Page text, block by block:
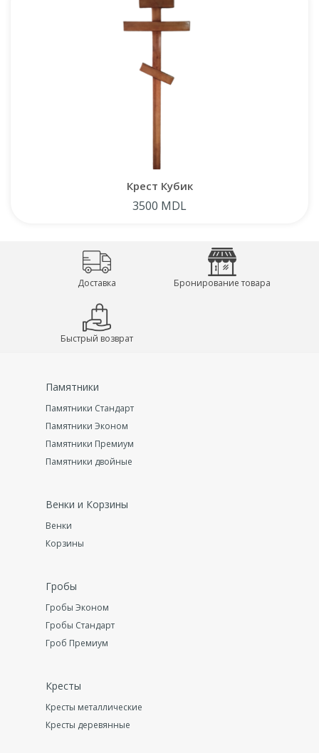
Крест Кубик
3500 MDL
Доставка Бронирование товара
Быстрый возврат
Памятники
Памятники Стандарт
Памятники Эконом
Памятники Премиум
Памятники двойные
Венки и Корзины
Венки
Корзины
Гробы
Гробы Эконом
Гробы Стандарт
Гроб Премиум
Кресты
Кресты металлические
Кресты деревянные